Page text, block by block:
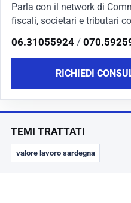
Parla con il network di
fiscali, societari e tributari
06.31055924 /
RICHIEDI
TEMI TRATTATI
valore lavoro sardegna